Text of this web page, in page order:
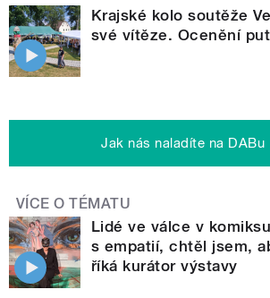
Krajské kolo soutěže
své vítěze. Ocenění
Jak nás naladíte na DABu
VÍCE O TÉMATU
Lidé ve válce v
s empatií, chtěl jsem,
říká kurátor výstavy